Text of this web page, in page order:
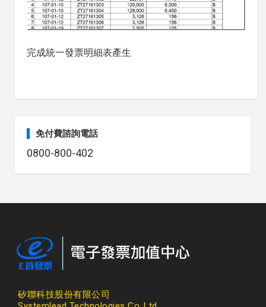
完成統一發票明細表產生
免付費諮詢電話
0800-800-402
矽聯科技股份有限公司